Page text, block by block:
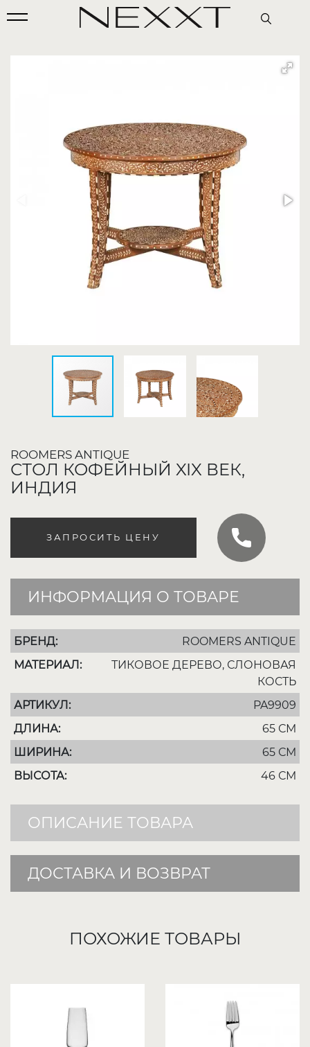
ROOMERS ANTIQUE
СТОЛ КОФЕЙНЫЙ XIX ВЕК,
ИНДИЯ
ЗАПРОСИТЬ ЦЕНУ
ИНФОРМАЦИЯ О ТОВАРЕ
БРЕНД:
ROOMERS ANTIQUE
МАТЕРИАЛ:
ТИКОВОЕ ДЕРЕВО, СЛОНОВАЯ
КОСТЬ
АРТИКУЛ:
PA9909
ДЛИНА:
65 СМ
ШИРИНА:
65 СМ
ВЫСОТА:
46 СМ
ОПИСАНИЕ ТОВАРА
ДОСТАВКА И ВОЗВРАТ
ПОХОЖИЕ ТОВАРЫ